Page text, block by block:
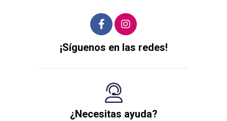
¡Síguenos en las redes!
¿Necesitas ayuda?